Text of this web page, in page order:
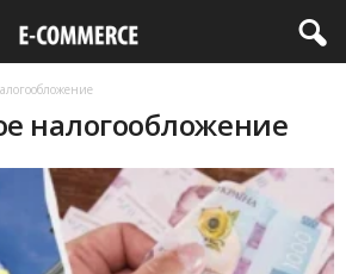
налогообложение